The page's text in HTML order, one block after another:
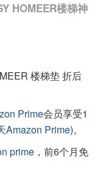
HOMEER楼梯神
楼梯垫 折后
Prime会员享受1
Amazon Prime)。
prime ，前6个月免